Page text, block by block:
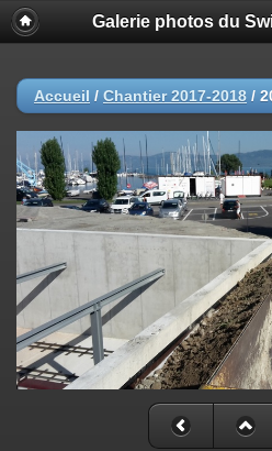
Galerie photos du
Accueil / Chantier 2017-2018 /